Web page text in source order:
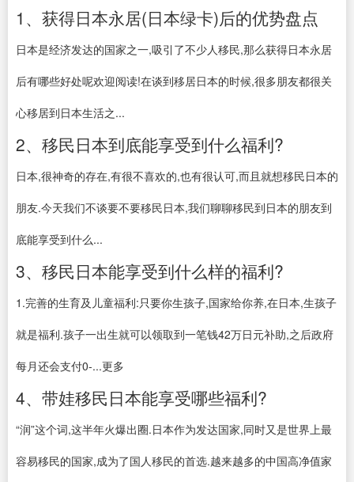
1、获得日本永居(日本绿卡)后的优势盘点
日本是经济发达的国家之一,吸引了不少人移民,那么获得日本永居
后有哪些好处呢欢迎阅读!在谈到移居日本的时候,很多朋友都很关
心移居到日本生活之...
2、移民日本到底能享受到什么福利?
日本,很神奇的存在,有很不喜欢的,也有很认可,而且就想移民日本的
朋友.今天我们不谈要不要移民日本,我们聊聊移民到日本的朋友到
底能享受到什么...
3、移民日本能享受到什么样的福利?
1.完善的生育及儿童福利:只要你生孩子,国家给你养,在日本,生孩子
就是福利.孩子一出生就可以领取到一笔钱42万日元补助,之后政府
每月还会支付0-...更多
4、带娃移民日本能享受哪些福利?
“润”这个词,这半年火爆出圈.日本作为发达国家,同时又是世界上最
容易移民的国家,成为了国人移民的首选.越来越多的中国高净值家